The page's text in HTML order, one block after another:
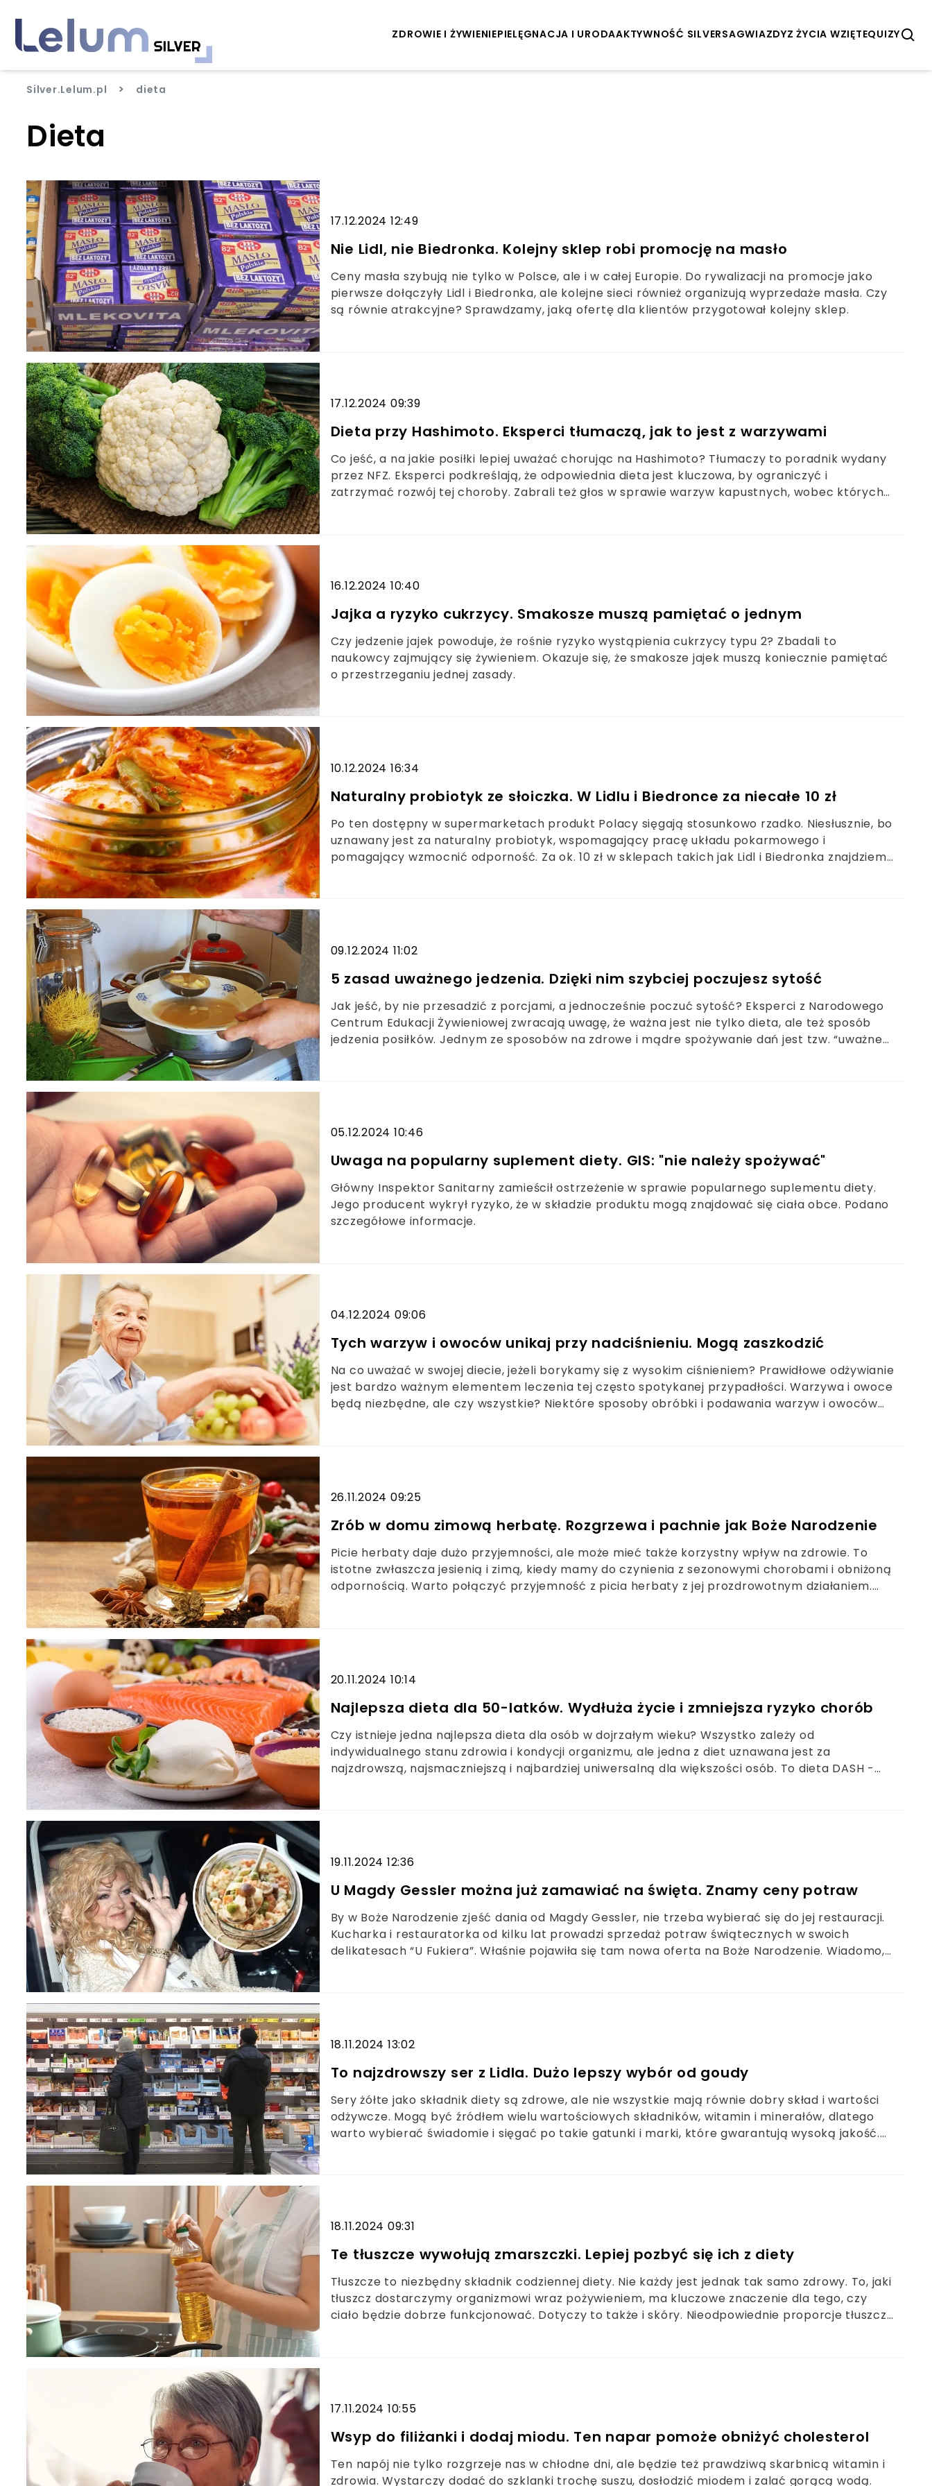
ZDROWIE I ŻYWIENIEPIELĘGNACJA I URODAAKTYWNOŚĆ SILVERSAGWIAZDYZ ŻYCIA WZIĘTEQUIZY
Silver.Lelum.pl > dieta
Dieta
17.12.2024 12:49
Nie Lidl, nie Biedronka. Kolejny sklep robi promocję na masło
Ceny masła szybują nie tylko w Polsce, ale i w całej Europie. Do rywalizacji na promocje jako
pierwsze dołączyły Lidl i Biedronka, ale kolejne sieci również organizują wyprzedaże masła. Czy
są równie atrakcyjne? Sprawdzamy, jaką ofertę dla klientów przygotował kolejny sklep.
17.12.2024 09:39
Dieta przy Hashimoto. Eksperci tłumaczą, jak to jest z warzywami
Co jeść, a na jakie posiłki lepiej uważać chorując na Hashimoto? Tłumaczy to poradnik wydany
przez NFZ. Eksperci podkreślają, że odpowiednia dieta jest kluczowa, by ograniczyć i
zatrzymać rozwój tej choroby. Zabrali też głos w sprawie warzyw kapustnych, wobec których
16.12.2024 10:40
Jajka a ryzyko cukrzycy. Smakosze muszą pamiętać o jednym
Czy jedzenie jajek powoduje, że rośnie ryzyko wystąpienia cukrzycy typu 2? Zbadali to
naukowcy zajmujący się żywieniem. Okazuje się, że smakosze jajek muszą koniecznie pamiętać
o przestrzeganiu jednej zasady.
10.12.2024 16:34
Naturalny probiotyk ze słoiczka. W Lidlu i Biedronce za niecałe 10 zł
Po ten dostępny w supermarketach produkt Polacy sięgają stosunkowo rzadko. Niesłusznie, bo
uznawany jest za naturalny probiotyk, wspomagający pracę układu pokarmowego i
pomagający wzmocnić odporność. Za ok. 10 zł w sklepach takich jak Lidl i Biedronka znajdziemy
09.12.2024 11:02
5 zasad uważnego jedzenia. Dzięki nim szybciej poczujesz sytość
Jak jeść, by nie przesadzić z porcjami, a jednocześnie poczuć sytość? Eksperci z Narodowego
Centrum Edukacji Żywieniowej zwracają uwagę, że ważna jest nie tylko dieta, ale też sposób
jedzenia posiłków. Jednym ze sposobów na zdrowe i mądre spożywanie dań jest tzw. “uważne
05.12.2024 10:46
Uwaga na popularny suplement diety. GIS: "nie należy spożywać"
Główny Inspektor Sanitarny zamieścił ostrzeżenie w sprawie popularnego suplementu diety.
Jego producent wykrył ryzyko, że w składzie produktu mogą znajdować się ciała obce. Podano
szczegółowe informacje.
04.12.2024 09:06
Tych warzyw i owoców unikaj przy nadciśnieniu. Mogą zaszkodzić
Na co uważać w swojej diecie, jeżeli borykamy się z wysokim ciśnieniem? Prawidłowe odżywianie
jest bardzo ważnym elementem leczenia tej często spotykanej przypadłości. Warzywa i owoce
będą niezbędne, ale czy wszystkie? Niektóre sposoby obróbki i podawania warzyw i owoców
26.11.2024 09:25
Zrób w domu zimową herbatę. Rozgrzewa i pachnie jak Boże Narodzenie
Picie herbaty daje dużo przyjemności, ale może mieć także korzystny wpływ na zdrowie. To
istotne zwłaszcza jesienią i zimą, kiedy mamy do czynienia z sezonowymi chorobami i obniżoną
odpornością. Warto połączyć przyjemność z picia herbaty z jej prozdrowotnym działaniem.
20.11.2024 10:14
Najlepsza dieta dla 50-latków. Wydłuża życie i zmniejsza ryzyko chorób
Czy istnieje jedna najlepsza dieta dla osób w dojrzałym wieku? Wszystko zależy od
indywidualnego stanu zdrowia i kondycji organizmu, ale jedna z diet uznawana jest za
najzdrowszą, najsmaczniejszą i najbardziej uniwersalną dla większości osób. To dieta DASH -
19.11.2024 12:36
U Magdy Gessler można już zamawiać na święta. Znamy ceny potraw
By w Boże Narodzenie zjeść dania od Magdy Gessler, nie trzeba wybierać się do jej restauracji.
Kucharka i restauratorka od kilku lat prowadzi sprzedaż potraw świątecznych w swoich
delikatesach “U Fukiera”. Właśnie pojawiła się tam nowa oferta na Boże Narodzenie. Wiadomo,
18.11.2024 13:02
To najzdrowszy ser z Lidla. Dużo lepszy wybór od goudy
Sery żółte jako składnik diety są zdrowe, ale nie wszystkie mają równie dobry skład i wartości
odżywcze. Mogą być źródłem wielu wartościowych składników, witamin i minerałów, dlatego
warto wybierać świadomie i sięgać po takie gatunki i marki, które gwarantują wysoką jakość.
18.11.2024 09:31
Te tłuszcze wywołują zmarszczki. Lepiej pozbyć się ich z diety
Tłuszcze to niezbędny składnik codziennej diety. Nie każdy jest jednak tak samo zdrowy. To, jaki
tłuszcz dostarczymy organizmowi wraz pożywieniem, ma kluczowe znaczenie dla tego, czy
ciało będzie dobrze funkcjonować. Dotyczy to także i skóry. Nieodpowiednie proporcje tłuszczy
17.11.2024 10:55
Wsyp do filiżanki i dodaj miodu. Ten napar pomoże obniżyć cholesterol
Ten napój nie tylko rozgrzeje nas w chłodne dni, ale będzie też prawdziwą skarbnicą witamin i
zdrowia. Wystarczy dodać do szklanki trochę suszu, dosłodzić miodem i zalać gorącą wodą.